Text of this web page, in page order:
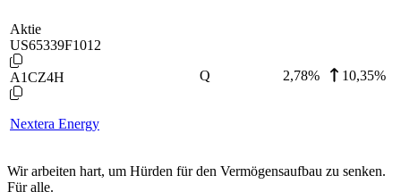
Aktie
US65339F1012
A1CZ4H
Nextera Energy
Q 2,78% 10,35%
Wir arbeiten hart, um Hürden für den Vermögensaufbau zu senken.
Für alle.